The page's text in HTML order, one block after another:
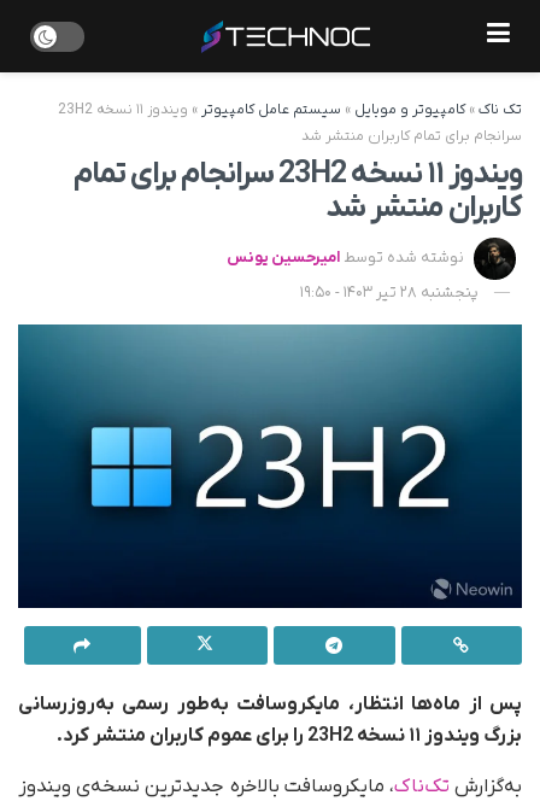
تک ناک»کامپیوتر و موبایل » سیستم عامل کامپیوتر »
ویندوز ۱۱ نسخه 23H2
سرانجام برای تمام کاربران منتشر شد
ویندوز ۱۱ نسخه 23H2 سرانجام برای تمام
کاربران منتشر شد
نوشته شده توسط امیرحسین یونس
پنجشنبه 28 تیر 1403 - 19:50
پس از ماه‌ها انتظار، مایکروسافت به‌طور رسمی به‌روزرسانی
بزرگ ویندوز ۱۱ نسخه 23H2 را برای عموم کاربران منتشر کرد.
به‌گزارش تک‌ناک، مایکروسافت بالاخره جدیدترین نسخه‌ی ویندوز